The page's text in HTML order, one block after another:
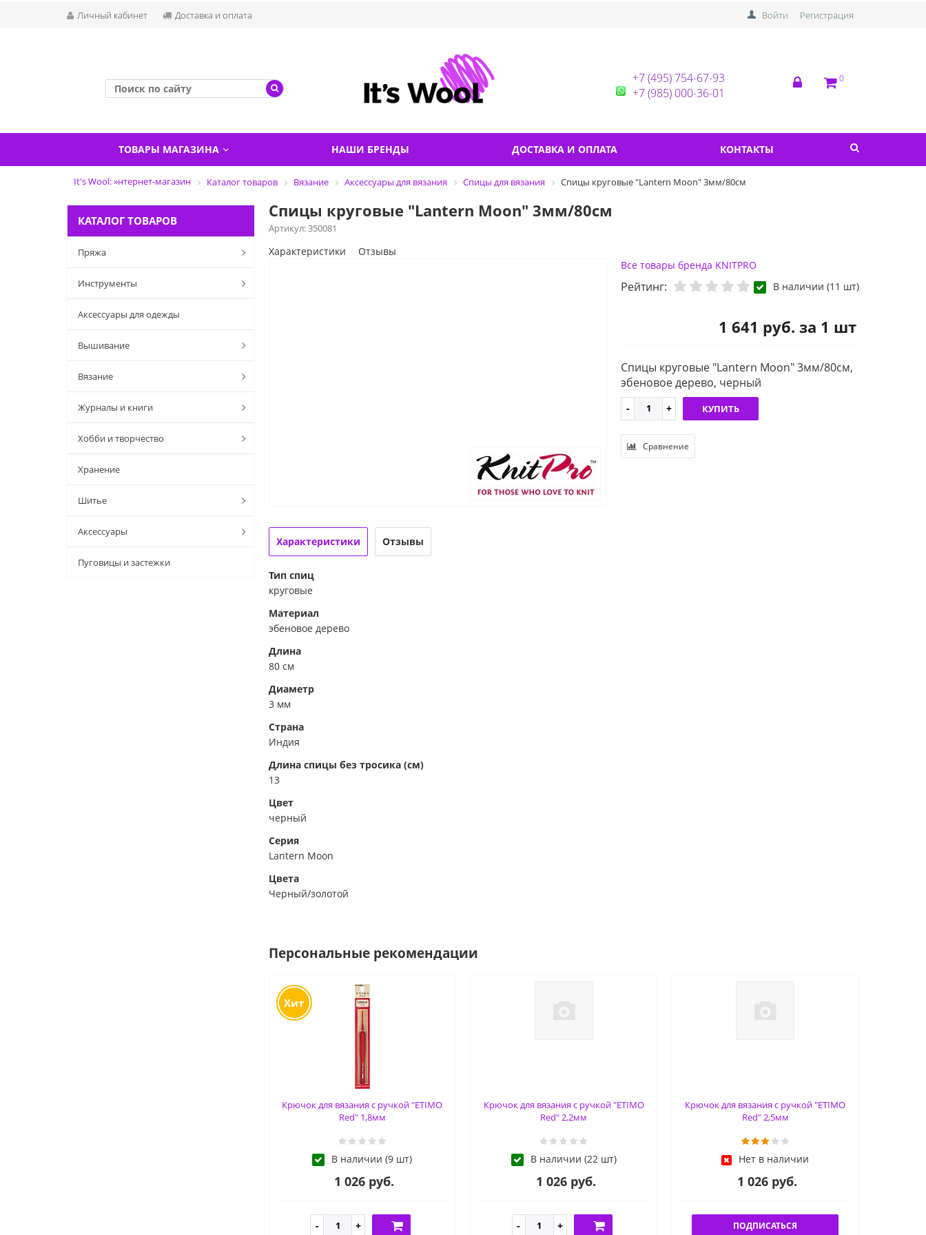
Личный кабинет Доставка и оплата Войти Регистрация
+7 (495) 754-67-93
+7 (985) 000-36-01
0
ТОВАРЫ МАГАЗИНА НАШИ БРЕНДЫ ДОСТАВКА И ОПЛАТА КОНТАКТЫ
It's Wool: »нтернет-магазин Каталог товаров Вязание Аксессуары для вязания Спицы для вязания Спицы круговые "Lantern Moon" 3мм/80см
КАТАЛОГ ТОВАРОВ
Пряжа
Инструменты
Аксессуары для одежды
Вышивание
Вязание
Журналы и книги
Хобби и творчество
Хранение
Шитье
Аксессуары
Пуговицы и застежки
Спицы круговые "Lantern Moon" 3мм/80см
Артикул:350081
Характеристики
Отзывы
Все товары бренда KNITPRO
Рейтинг: В наличии (11 шт)
1 641 руб. за 1 шт
Спицы круговые "Lantern Moon" 3мм/80см,
эбеновое дерево, черный
КУПИТЬ
Сравнение
Характеристики Отзывы
Тип спиц
круговые
Материал
эбеновое дерево
Длина
80 см
Диаметр
3 мм
Страна
Индия
Длина спицы без тросика (см)
13
Цвет
черный
Серия
Lantern Moon
Цвета
Черный/золотой
Персональные рекомендации
Хит
Крючок для вязания с ручкой "ETIMO
Red" 1,8мм
В наличии (9 шт)
1 026 руб.
Крючок для вязания с ручкой "ETIMO
Red" 2,2мм
В наличии (22 шт)
1 026 руб.
Крючок для вязания с ручкой "ETIMO
Red" 2,5мм
Нет в наличии
1 026 руб.
ПОДПИСАТЬСЯ